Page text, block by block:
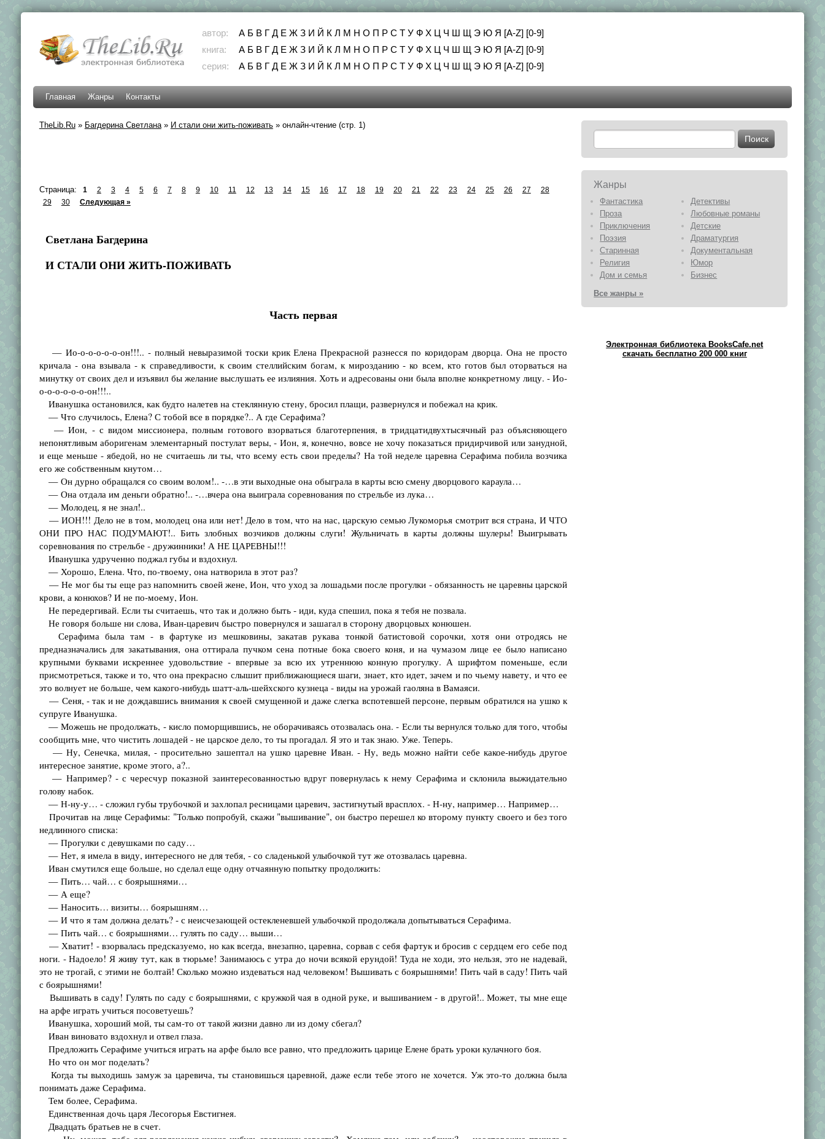
автор: А Б В Г Д Е Ж З И Й К Л М Н О П Р С Т У Ф Х Ц Ч Ш Щ Э Ю Я [A-Z] [0-9]
книга:
А Б В Г Д Е Ж З И Й К Л М Н О П Р С Т У Ф Х Ц Ч Ш Щ Э Ю Я [A-Z] [0-9]
серия:
А Б В Г Д Е Ж З И Й К Л М Н О П Р С Т У Ф Х Ц Ч Ш Щ Э Ю Я [A-Z] [0-9]
Главная Жанры Контакты
TheLib.Ru» Багдерина Светлана» И стали они жить-поживать» онлайн-чтение (стр. 1)
Страница: 1 2 3 4 5 6 7 8 9 10 11 12 13 14 15 16 17 18 19 20 21 22 23 24 25 26 27
28
29
30 Следующая »
Светлана Багдерина
И СТАЛИ ОНИ ЖИТЬ-ПОЖИВАТЬ
Часть первая
— Ио-о-о-о-о-о-он!!!.. - полный невыразимой тоски крик Елена Прекрасной разнесся по коридорам дворца. Она не просто
кричала - она взывала - к справедливости, к своим стеллийским богам, к мирозданию - ко всем, кто готов был оторваться на
минутку от своих дел и изъявил бы желание выслушать ее излияния. Хоть и адресованы они была вполне конкретному лицу. - Ио-
о-о-о-о-о-о-он!!!..
Иванушка остановился, как будто налетев на стеклянную стену, бросил плащи, развернулся и побежал на крик.
— Что случилось, Елена? С тобой все в порядке?.. А где Серафима?
— Ион, - с видом миссионера, полным готового взорваться благотерпения, в тридцатидвухтысячный раз объясняющего
непонятливым аборигенам элементарный постулат веры, - Ион, я, конечно, вовсе не хочу показаться придирчивой или занудной,
и еще меньше - ябедой, но не считаешь ли ты, что всему есть свои пределы? На той неделе царевна Серафима побила возчика
его же собственным кнутом…
— Он дурно обращался со своим волом!.. -…в эти выходные она обыграла в карты всю смену дворцового караула…
— Она отдала им деньги обратно!.. -…вчера она выиграла соревнования по стрельбе из лука…
— Молодец, я не знал!..
— ИОН!!! Дело не в том, молодец она или нет! Дело в том, что на нас, царскую семью Лукоморья смотрит вся страна, И ЧТО
ОНИ ПРО НАС ПОДУМАЮТ!.. Бить злобных возчиков должны слуги! Жульничать в карты должны шулеры! Выигрывать
соревнования по стрельбе - дружинники! А НЕ ЦАРЕВНЫ!!!
Иванушка удрученно поджал губы и вздохнул.
— Хорошо, Елена. Что, по-твоему, она натворила в этот раз?
— Не мог бы ты еще раз напомнить своей жене, Ион, что уход за лошадьми после прогулки - обязанность не царевны царской
крови, а конюхов? И не по-моему, Ион.
Не передергивай. Если ты считаешь, что так и должно быть - иди, куда спешил, пока я тебя не позвала.
Не говоря больше ни слова, Иван-царевич быстро повернулся и зашагал в сторону дворцовых конюшен.
Серафима была там - в фартуке из мешковины, закатав рукава тонкой батистовой сорочки, хотя они отродясь не
предназначались для закатывания, она оттирала пучком сена потные бока своего коня, и на чумазом лице ее было написано
крупными буквами искреннее удовольствие - впервые за всю их утреннюю конную прогулку. А шрифтом поменьше, если
присмотреться, также и то, что она прекрасно слышит приближающиеся шаги, знает, кто идет, зачем и по чьему навету, и что ее
это волнует не больше, чем какого-нибудь шатт-аль-шейхского кузнеца - виды на урожай гаоляна в Вамаяси.
— Сеня, - так и не дождавшись внимания к своей смущенной и даже слегка вспотевшей персоне, первым обратился на ушко к
супруге Иванушка.
— Можешь не продолжать, - кисло поморщившись, не оборачиваясь отозвалась она. - Если ты вернулся только для того, чтобы
сообщить мне, что чистить лошадей - не царское дело, то ты прогадал. Я это и так знаю. Уже. Теперь.
— Ну, Сенечка, милая, - просительно зашептал на ушко царевне Иван. - Ну, ведь можно найти себе какое-нибудь другое
интересное занятие, кроме этого, а?..
— Например? - с чересчур показной заинтересованностью вдруг повернулась к нему Серафима и склонила выжидательно
голову набок.
— Н-ну-у… - сложил губы трубочкой и захлопал ресницами царевич, застигнутый врасплох. - Н-ну, например… Например…
Прочитав на лице Серафимы: "Только попробуй, скажи "вышивание", он быстро перешел ко второму пункту своего и без того
недлинного списка:
— Прогулки с девушками по саду…
— Нет, я имела в виду, интересного не для тебя, - со сладенькой улыбочкой тут же отозвалась царевна.
Иван смутился еще больше, но сделал еще одну отчаянную попытку продолжить:
— Пить… чай… с боярышнями…
— А еще?
— Наносить… визиты… боярышням…
— И что я там должна делать? - с неисчезающей остекленевшей улыбочкой продолжала допытываться Серафима.
— Пить чай… с боярышнями… гулять по саду… выши…
— Хватит! - взорвалась предсказуемо, но как всегда, внезапно, царевна, сорвав с себя фартук и бросив с сердцем его себе под
ноги. - Надоело! Я живу тут, как в тюрьме! Занимаюсь с утра до ночи всякой ерундой! Туда не ходи, это нельзя, это не надевай,
это не трогай, с этими не болтай! Сколько можно издеваться над человеком! Вышивать с боярышнями! Пить чай в саду! Пить чай
с боярышнями!
Вышивать в саду! Гулять по саду с боярышнями, с кружкой чая в одной руке, и вышиванием - в другой!.. Может, ты мне еще
на арфе играть учиться посоветуешь?
Иванушка, хороший мой, ты сам-то от такой жизни давно ли из дому сбегал?
Иван виновато вздохнул и отвел глаза.
Предложить Серафиме учиться играть на арфе было все равно, что предложить царице Елене брать уроки кулачного боя.
Но что он мог поделать?
Когда ты выходишь замуж за царевича, ты становишься царевной, даже если тебе этого не хочется. Уж это-то должна была
понимать даже Серафима.
Тем более, Серафима.
Единственная дочь царя Лесогорья Евстигнея.
Двадцать братьев не в счет.
Жанры
Фантастика
Детективы
Проза
Любовные романы
Приключения
Детские
Поэзия
Драматургия
Старинная
Документальная
Религия
Юмор
Дом и семья
Бизнес
Все жанры »
Электронная библиотека BooksCafe.net
скачать бесплатно 200 000 книг